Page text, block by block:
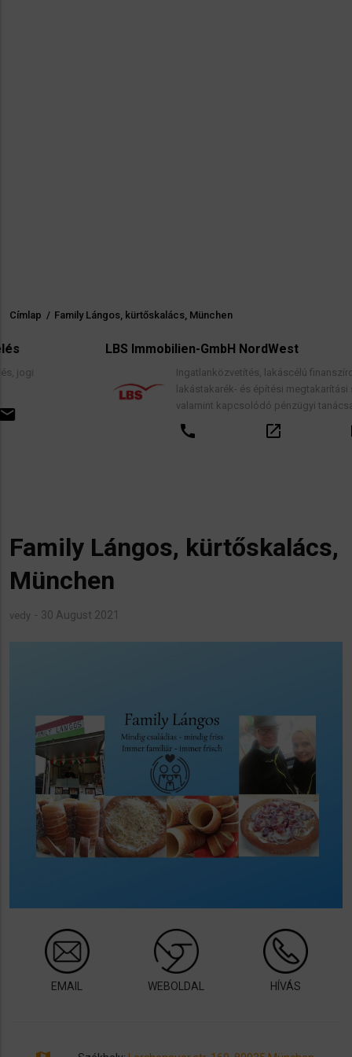
Morzsa
Címlap / Family Lángos, kürtőskalács, München
LBS Immobilien-GmbH NordWest
Ingatlanközvetítés, lakáscélú finanszírozási hitelek,
lakástakarék- és építési megtakarítási szerződések,
valamint kapcsolódó pénzügyi tanácsadás.
Family Lángos, kürtőskalács,
München
vedy 30 August 2021
EMAIL WEBOLDAL HÍVÁS